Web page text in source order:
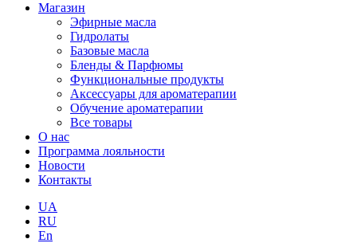
Магазин
Эфирные масла
Гидролаты
Базовые масла
Бленды & Парфюмы
Функциональные продукты
Аксессуары для ароматерапии
Обучение ароматерапии
Все товары
О нас
Программа лояльности
Новости
Контакты
UA
RU
En